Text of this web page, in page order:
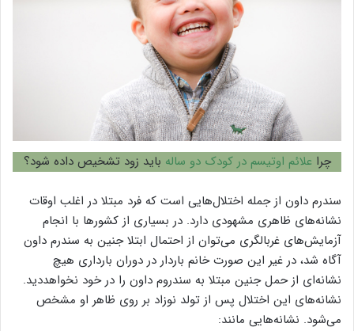
چرا علائم اوتیسم در کودک دو ساله باید زود تشخیص داده شود؟
سندرم داون از جمله اختلال‌هایی است که فرد مبتلا در اغلب اوقات
نشانه‌های ظاهری مشهودی دارد. در بسیاری از کشورها با انجام
آزمایش‌های غربالگری می‌توان از احتمال ابتلا جنین به سندرم داون
آگاه شد، در غیر این صورت خانم باردار در دوران بارداری هیچ
نشانه‌ای از حمل جنین مبتلا به سندروم داون را در خود نخواهددید.
نشانه‌های این اختلال پس از تولد نوزاد بر روی ظاهر او مشخص
می‌شود. نشانه‌هایی مانند: